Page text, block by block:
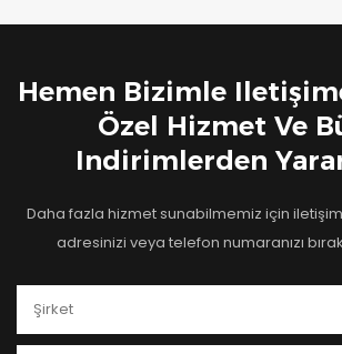
Hemen Bizimle
Özel Hizmet Ve
Indirimlerden
Daha fazla hizmet sunabilmemiz için
adresinizi veya telefon numaranızı
Şirket